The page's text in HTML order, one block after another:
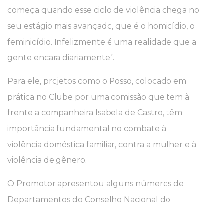
começa quando esse ciclo de violência chega no
seu estágio mais avançado, que é o homicídio, o
feminicídio. Infelizmente é uma realidade que a
gente encara diariamente”.
Para ele, projetos como o Posso, colocado em
prática no Clube por uma comissão que tem à
frente a companheira Isabela de Castro, têm
importância fundamental no combate à
violência doméstica familiar, contra a mulher e à
violência de gênero.
O Promotor apresentou alguns números de
Departamentos do Conselho Nacional do